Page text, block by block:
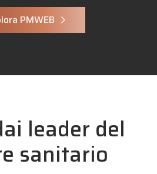
PMWEB
leader del
sanitario